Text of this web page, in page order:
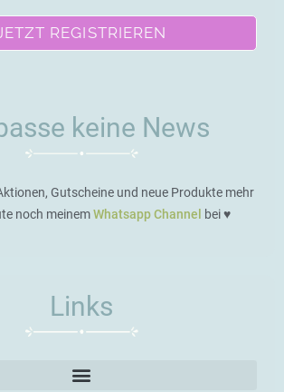
REGISTRIEREN
keine News
Gutscheine und neue Produkte mehr
noch meinemWhatsapp Channel bei ♥️
Links